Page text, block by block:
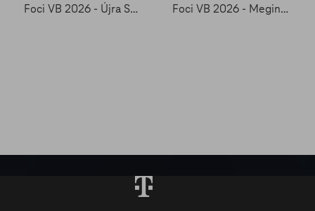
Foci VB 2026 - Újra Spanyolország a futballvilág trónján Foci VB 2026 - Megint a végén jön a dráma?